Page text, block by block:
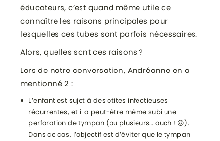
éducateurs, c’est quand même utile de
connaître les raisons principales pour
lesquelles ces tubes sont parfois nécessaires.
Alors, quelles sont ces raisons ?
Lors de notre conversation, Andréanne en a
mentionné 2 :
L’enfant est sujet à des otites infectieuses
récurrentes, et il a peut-être même subi une
perforation de tympan (ou plusieurs… ouch ! 😖).
Dans ce cas, l’objectif est d’éviter que le tympan